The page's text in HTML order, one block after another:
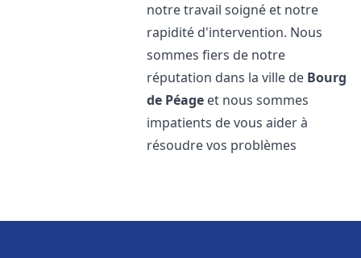
notre travail soigné et notre
rapidité d'intervention. Nous
sommes fiers de notre
réputation dans la ville de Bourg
de Péage et nous sommes
impatients de vous aider à
résoudre vos problèmes